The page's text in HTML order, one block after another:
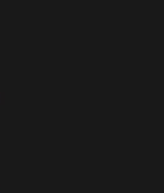
en nueva ventana)